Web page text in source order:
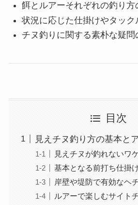
餌とルアーそれぞれの釣り方
状況に応じた仕掛けやタック
チヌ釣りに関する素朴な疑問
目次
見えチヌ釣り方の基本と
見えチヌが釣れないワ
基本となる前打ち仕掛
岸壁や堤防で有効なヘ
ルアーで楽しむサイト